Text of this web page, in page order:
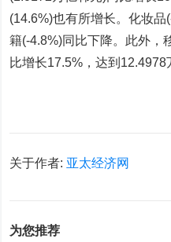
(14.6%)也有所增长。化妆
籍(-4.8%)同比下降。此外，
比增长17.5%，达到12.4978
关于作者: 亚太经济网
为您推荐